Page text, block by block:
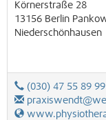
Körnerstraße 28
13156 Berlin
Niederschönhausen
(030) 47 55 89 99